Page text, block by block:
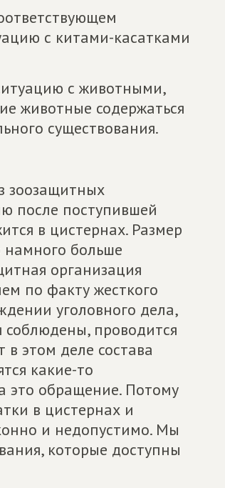
с китами-касатками
с животными,
животные содержаться
существования.
зоозащитных
после поступившей
в цистернах. Размер
намного больше
организация
по факту жесткого
уголовного дела,
соблюдены, проводится
этом деле состава
какие-то
это обращение. Потому
в цистернах и
и недопустимо. Мы
которые доступны